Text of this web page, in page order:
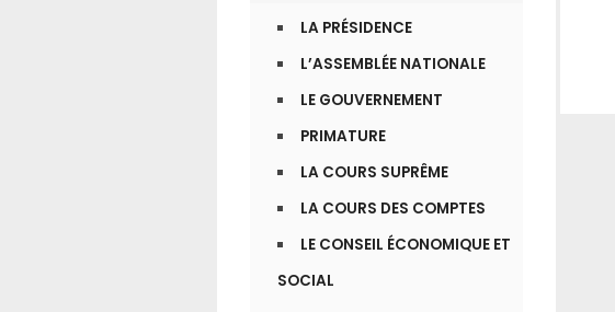
LA PRÉSIDENCE
L’ASSEMBLÉE NATIONALE
LE GOUVERNEMENT
PRIMATURE
LA COURS SUPRÊME
LA COURS DES COMPTES
LE CONSEIL ÉCONOMIQUE ET
SOCIAL